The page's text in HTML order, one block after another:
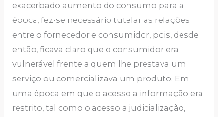
exacerbado aumento do consumo para a
época, fez-se necessário tutelar as relações
entre o fornecedor e consumidor, pois, desde
então, ficava claro que o consumidor era
vulnerável frente a quem lhe prestava um
serviço ou comercializava um produto. Em
uma época em que o acesso a informação era
restrito, tal como o acesso a judicialização,